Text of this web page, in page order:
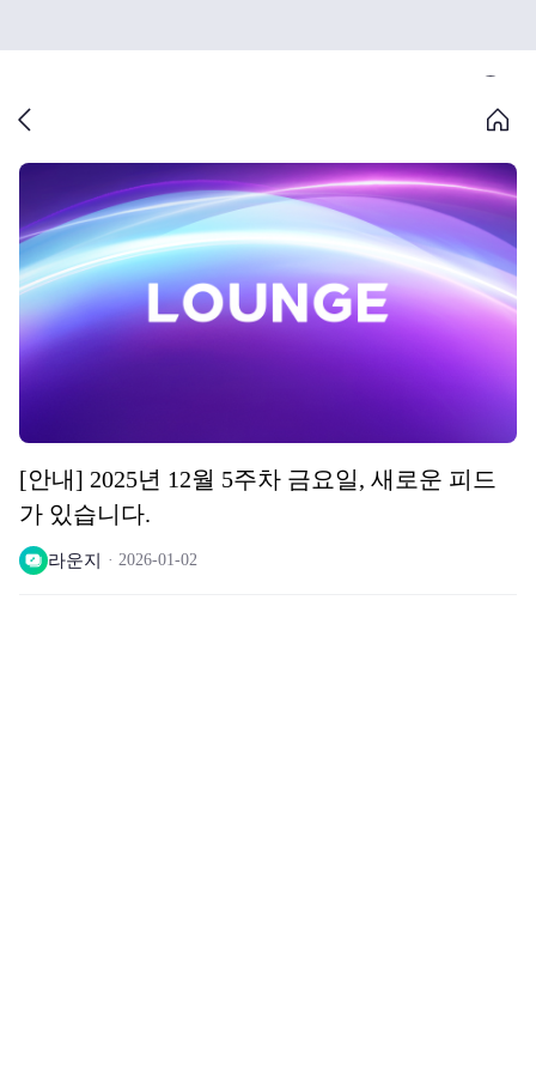
[안내] 2025년 12월 5주차 금요일, 새로운 피드
가 있습니다.
라운지 2026-01-02